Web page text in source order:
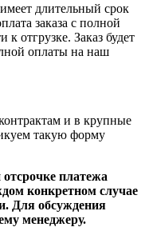
длительный срок
заказа с полной
отгрузке. Заказ будет
оплаты на наш
и в крупные
такую форму
платежа
конкретном случае
Для обсуждения
менеджеру.